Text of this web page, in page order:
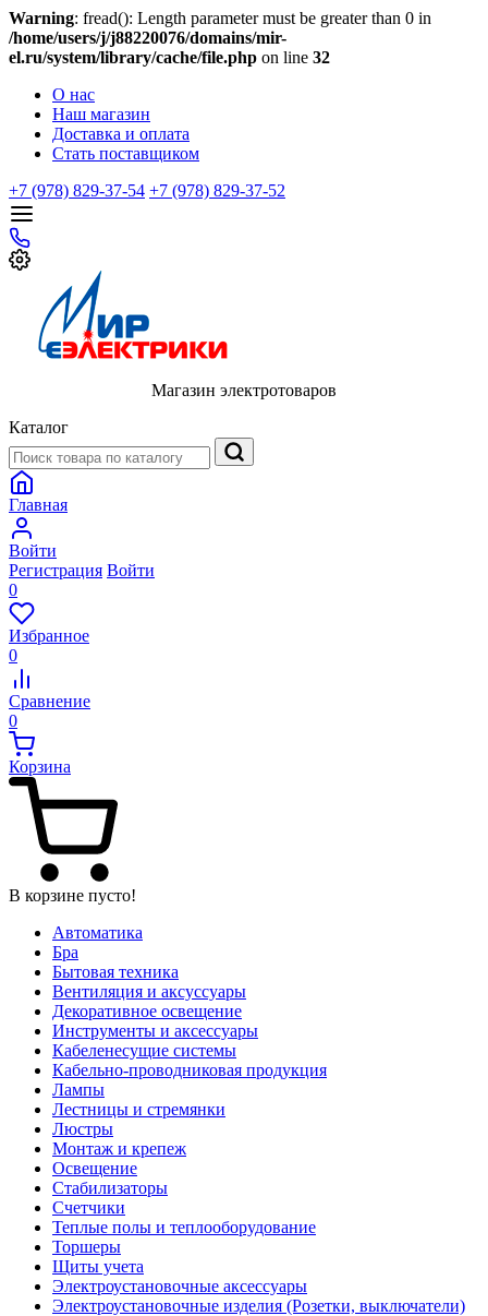
Warning: fread(): Length parameter must be greater than 0 in
/home/users/j/j88220076/domains/mir-
el.ru/system/library/cache/file.php on line 32
О нас
Наш магазин
Доставка и оплата
Стать поставщиком
+7 (978) 829-37-54 +7 (978) 829-37-52
Магазин электротоваров
Каталог
Главная
Войти
Регистрация Войти
0
Избранное
0
Сравнение
0
Корзина
В корзине пусто!
Автоматика
Бра
Бытовая техника
Вентиляция и аксуссуары
Декоративное освещение
Инструменты и аксессуары
Кабеленесущие системы
Кабельно-проводниковая продукция
Лампы
Лестницы и стремянки
Люстры
Монтаж и крепеж
Освещение
Стабилизаторы
Счетчики
Теплые полы и теплооборудование
Торшеры
Щиты учета
Электроустановочные аксессуары
Электроустановочные изделия (Розетки, выключатели)